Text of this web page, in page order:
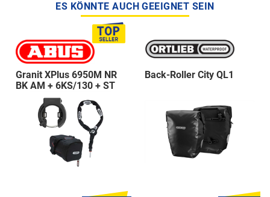
ES KÖNNTE AUCH GEEIGNET SEIN
Granit XPlus 6950M NR
BK AM + 6KS/130 + ST
Back-Roller City QL1